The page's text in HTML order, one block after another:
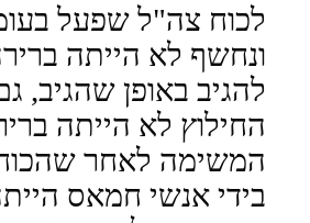
לכוח צה"ל שפעל
ונחשף לא הייתה
להגיב באופן שהגיב,
החילוץ לא הייתה
המשימה לאחר
בידי אנשי חמאס